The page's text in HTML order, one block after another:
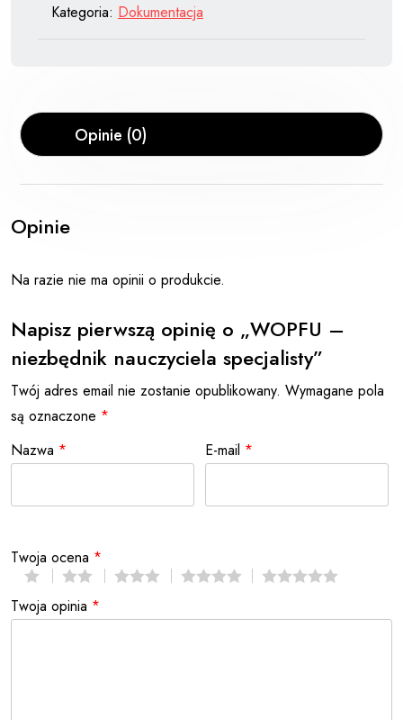
Kategoria: Dokumentacja
Opinie (0)
Opinie
Na razie nie ma opinii o produkcie.
Napisz pierwszą opinię o „WOPFU –
niezbędnik nauczyciela specjalisty”
Twój adres email nie zostanie opublikowany. Wymagane pola
są oznaczone *
Nazwa * E-mail *
Twoja ocena *
Twoja opinia *